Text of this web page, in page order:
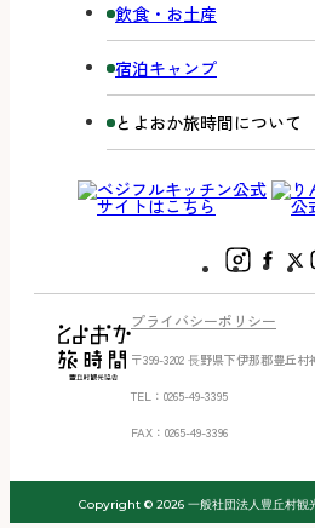
飲食・お土産
宿泊キャンプ
とよおか旅時間について
プライバシーポリシー
〒399-3202 ⻑野県下伊那郡豊丘村
TEL：0265-49-3395
FAX：0265-49-3396
Copyright © 2026 一般社団法人豊丘村